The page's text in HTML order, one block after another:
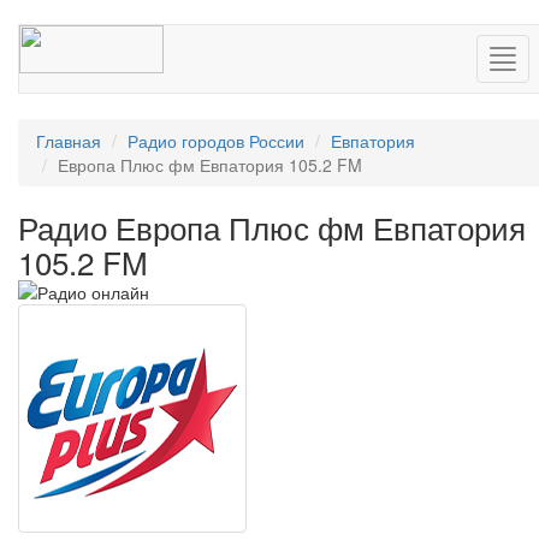
Главная Радио городов России
Евпатория
Европа Плюс фм Евпатория 105.2 FM
Радио Европа Плюс фм Евпатория
105.2 FM